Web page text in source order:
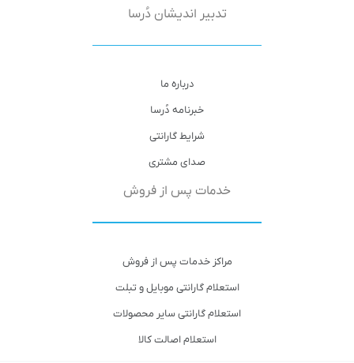
تدبیر اندیشان دُرسا
درباره ما
خبرنامه دُرسا
شرایط گارانتی
صدای مشتری
خدمات پس از فروش
مراکز خدمات پس از فروش
استعلام گارانتی موبایل و تبلت
استعلام گارانتی سایر محصولات
استعلام اصالت کالا